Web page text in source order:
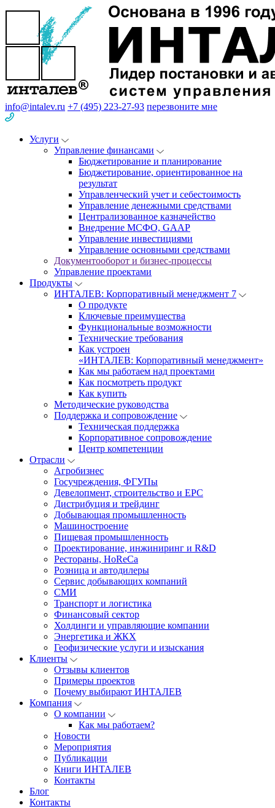
info@intalev.ru +7 (495) 223-27-93 перезвоните мне
Услуги
Управление финансами
Бюджетирование и планирование
Бюджетирование, ориентированное на
результат
Управленческий учет и себестоимость
Управление денежными средствами
Централизованное казначейство
Внедрение МСФО, GAAP
Управление инвестициями
Управление основными средствами
Документооборот и бизнес-процессы
Управление проектами
Продукты
ИНТАЛЕВ: Корпоративный менеджмент 7
О продукте
Ключевые преимущества
Функциональные возможности
Технические требования
Как устроен
«ИНТАЛЕВ: Корпоративный менеджмент»
Как мы работаем над проектами
Как посмотреть продукт
Как купить
Методические руководства
Поддержка и сопровождение
Техническая поддержка
Корпоративное сопровождение
Центр компетенции
Отрасли
Агробизнес
Госучреждения, ФГУПы
Девелопмент, строительство и EPC
Дистрибуция и трейдинг
Добывающая промышленность
Машиностроение
Пищевая промышленность
Проектирование, инжиниринг и R&D
Рестораны, HoReCa
Розница и автодилеры
Сервис добывающих компаний
СМИ
Транспорт и логистика
Финансовый сектор
Холдинги и управляющие компании
Энергетика и ЖКХ
Геофизические услуги и изыскания
Клиенты
Отзывы клиентов
Примеры проектов
Почему выбирают ИНТАЛЕВ
Компания
О компании
Как мы работаем?
Новости
Мероприятия
Публикации
Книги ИНТАЛЕВ
Контакты
Блог
Контакты